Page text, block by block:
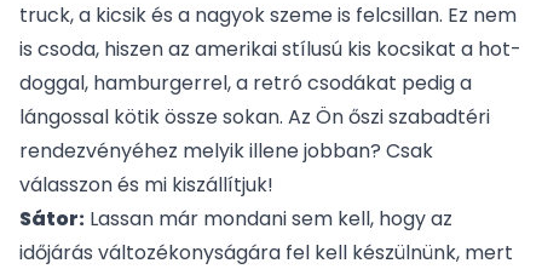
truck, a kicsik és a nagyok szeme is felcsillan. Ez nem
is csoda, hiszen az amerikai stílusú kis kocsikat a hot-
doggal, hamburgerrel, a retró csodákat pedig a
lángossal kötik össze sokan. Az Ön őszi szabadtéri
rendezvényéhez melyik illene jobban? Csak
válasszon és mi kiszállítjuk!
Sátor: Lassan már mondani sem kell, hogy az
időjárás változékonyságára fel kell készülnünk, mert